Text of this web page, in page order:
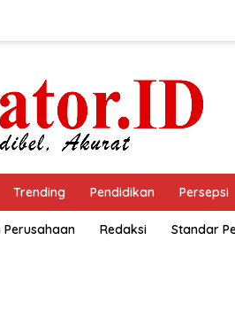
Trending Pendidikan Persepsi
Perusahaan Redaksi Standar